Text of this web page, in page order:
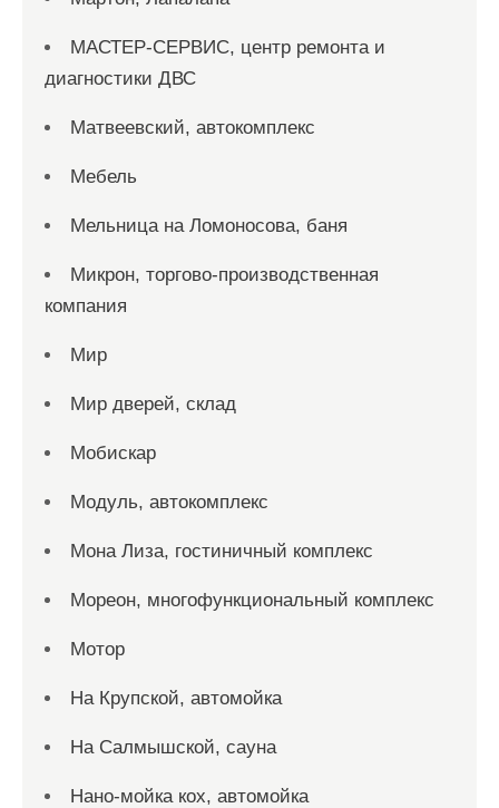
МАСТЕР-СЕРВИС, центр ремонта и
диагностики ДВС
Матвеевский, автокомплекс
Мебель
Мельница на Ломоносова, баня
Микрон, торгово-производственная
компания
Мир
Мир дверей, склад
Мобискар
Модуль, автокомплекс
Мона Лиза, гостиничный комплекс
Мореон, многофункциональный комплекс
Мотор
На Крупской, автомойка
На Салмышской, сауна
Нано-мойка кох, автомойка